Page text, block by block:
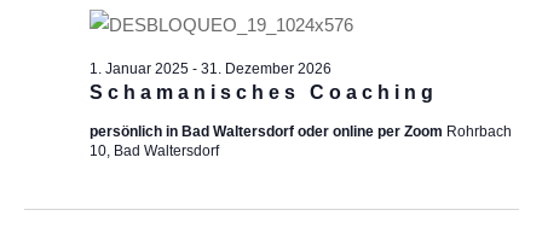
24.
Mai
2025
Schamanisches Coaching
1. Januar 2025- 31. Dezember 2026
persönlich in Bad Waltersdorf oder online per Zoom Rohrbach
10, Bad Waltersdorf